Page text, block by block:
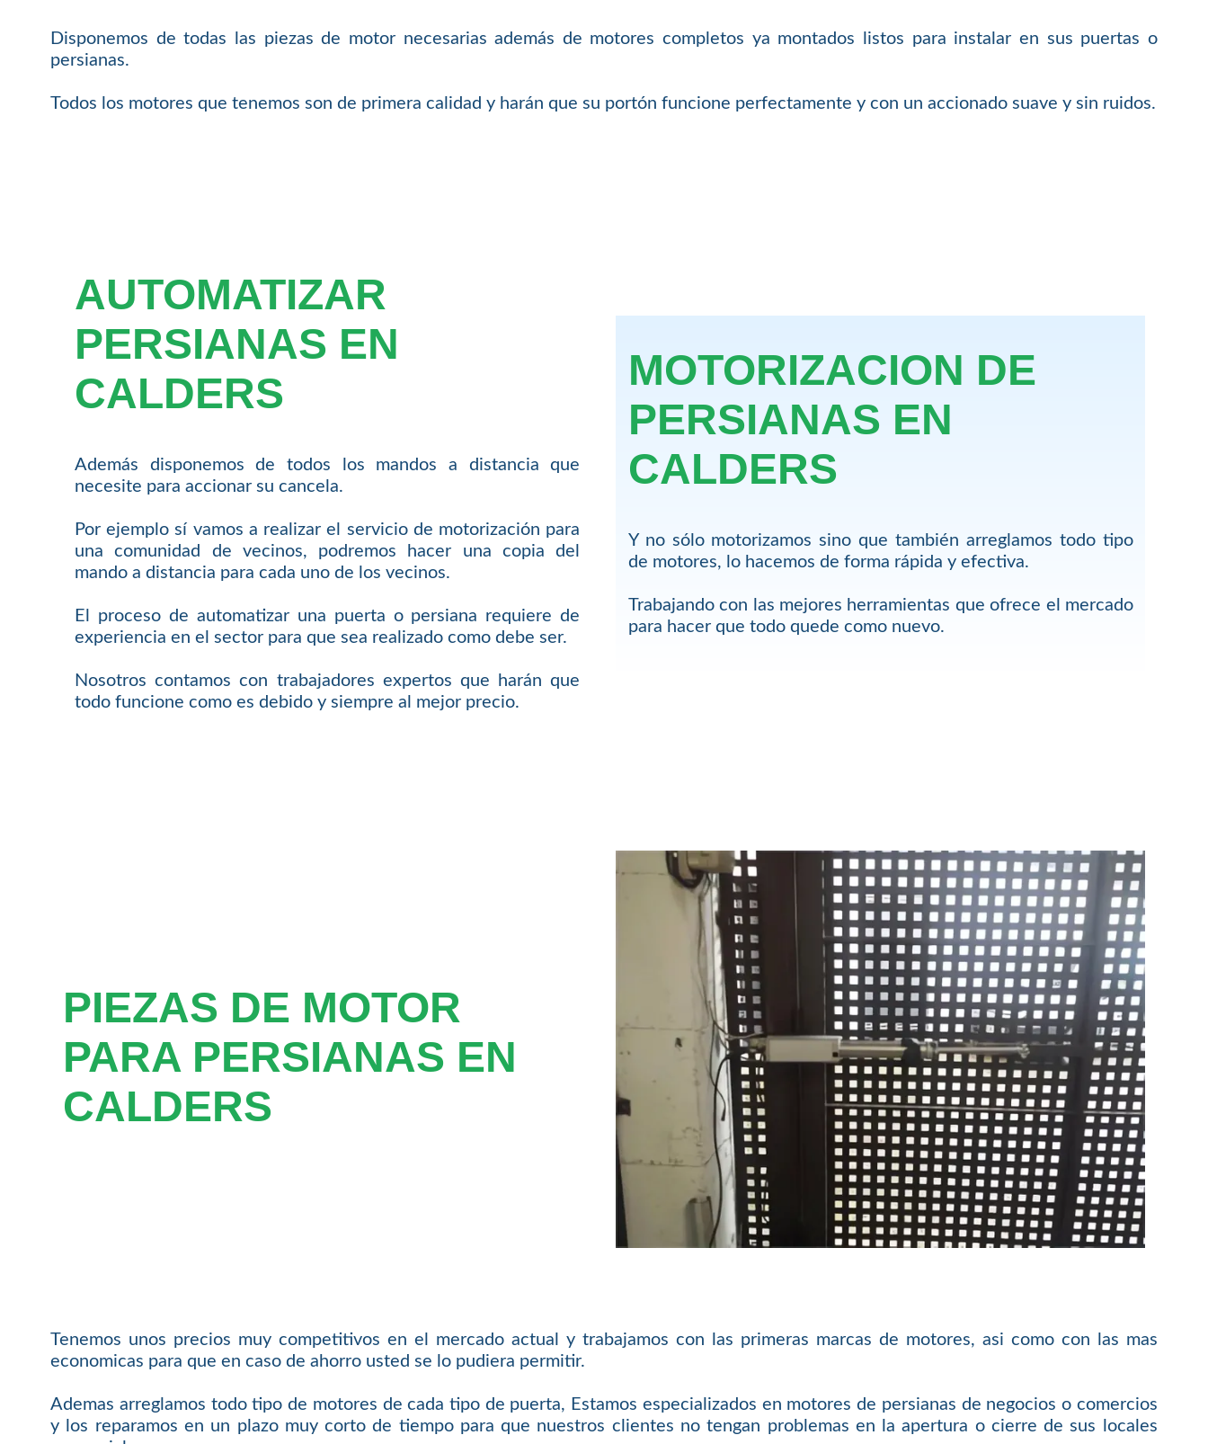
Disponemos de todas las piezas de motor necesarias además de motores completos ya montados listos para instalar en sus puertas o
persianas.
Todos los motores que tenemos son de primera calidad y harán que su portón funcione perfectamente y con un accionado suave y sin ruidos.
AUTOMATIZAR
PERSIANAS EN
CALDERS
Además disponemos de todos los mandos a distancia que
necesite para accionar su cancela.
Por ejemplo sí vamos a realizar el servicio de motorización para
una comunidad de vecinos, podremos hacer una copia del
mando a distancia para cada uno de los vecinos.
El proceso de automatizar una puerta o persiana requiere de
experiencia en el sector para que sea realizado como debe ser.
Nosotros contamos con trabajadores expertos que harán que
todo funcione como es debido y siempre al mejor precio.
MOTORIZACION DE
PERSIANAS EN
CALDERS
Y no sólo motorizamos sino que también arreglamos todo tipo
de motores, lo hacemos de forma rápida y efectiva.
Trabajando con las mejores herramientas que ofrece el mercado
para hacer que todo quede como nuevo.
PIEZAS DE MOTOR
PARA PERSIANAS EN
CALDERS
Tenemos unos precios muy competitivos en el mercado actual y trabajamos con las primeras marcas de motores, asi como con las mas
economicas para que en caso de ahorro usted se lo pudiera permitir.
Ademas arreglamos todo tipo de motores de cada tipo de puerta, Estamos especializados en motores de persianas de negocios o comercios
y los reparamos en un plazo muy corto de tiempo para que nuestros clientes no tengan problemas en la apertura o cierre de sus locales